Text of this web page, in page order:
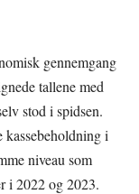
gennemgang
tallene med
stod i spidsen.
i
niveau som
i 2022 og 2023.